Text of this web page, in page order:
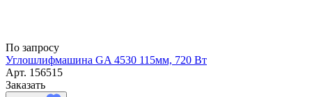
По запросу
Углошлифмашина GA 4530 115мм, 720 Вт
Арт. 156515
Заказать